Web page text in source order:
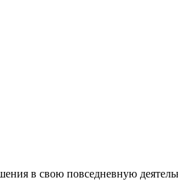
в свою повседневную